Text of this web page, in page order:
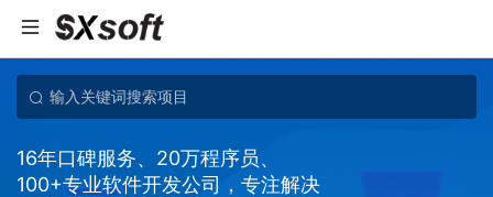
16年口碑服务、20万程序员、
100+专业软件开发公司，专注解决